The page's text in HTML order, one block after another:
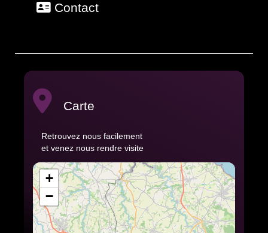
Contact
Carte
Retrouvez nous facilement
et venez nous rendre visite
+
−